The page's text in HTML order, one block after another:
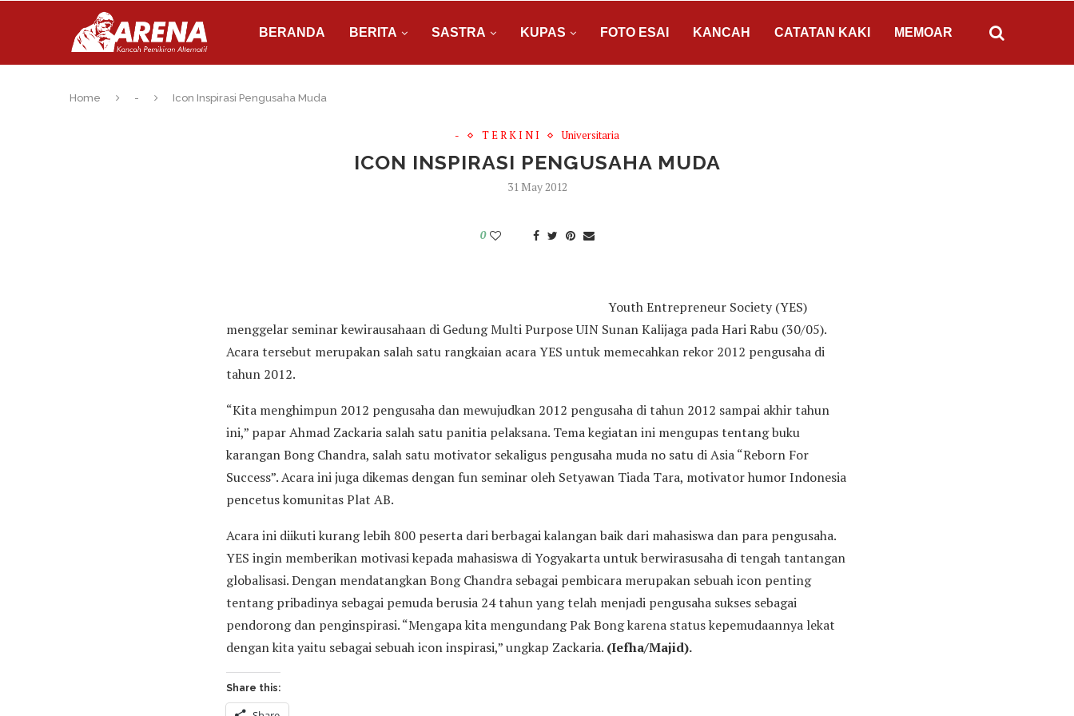
BERANDA BERITA SASTRA KUPAS FOTO ESAI KANCAH CATATAN KAKI MEMOAR
Home - Icon Inspirasi Pengusaha Muda
- T E R K I N I Universitaria
ICON INSPIRASI PENGUSAHA MUDA
31 May 2012
0
Youth Entrepreneur Society (YES)
menggelar seminar kewirausahaan di Gedung Multi Purpose UIN Sunan Kalijaga pada Hari Rabu (30/05).
Acara tersebut merupakan salah satu rangkaian acara YES untuk memecahkan rekor 2012 pengusaha di
tahun 2012.
“Kita menghimpun 2012 pengusaha dan mewujudkan 2012 pengusaha di tahun 2012 sampai akhir tahun
ini,” papar Ahmad Zackaria salah satu panitia pelaksana. Tema kegiatan ini mengupas tentang buku
karangan Bong Chandra, salah satu motivator sekaligus pengusaha muda no satu di Asia “Reborn For
Success”. Acara ini juga dikemas dengan fun seminar oleh Setyawan Tiada Tara, motivator humor Indonesia
pencetus komunitas Plat AB.
Acara ini diikuti kurang lebih 800 peserta dari berbagai kalangan baik dari mahasiswa dan para pengusaha.
YES ingin memberikan motivasi kepada mahasiswa di Yogyakarta untuk berwirasusaha di tengah tantangan
globalisasi. Dengan mendatangkan Bong Chandra sebagai pembicara merupakan sebuah icon penting
tentang pribadinya sebagai pemuda berusia 24 tahun yang telah menjadi pengusaha sukses sebagai
pendorong dan penginspirasi. “Mengapa kita mengundang Pak Bong karena status kepemudaannya lekat
dengan kita yaitu sebagai sebuah icon inspirasi,” ungkap Zackaria. (Iefha/Majid).
Share this: